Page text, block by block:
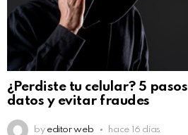
¿Perdiste tu celular? 5
datos y evitar fraudes
by editor web hace 16 días